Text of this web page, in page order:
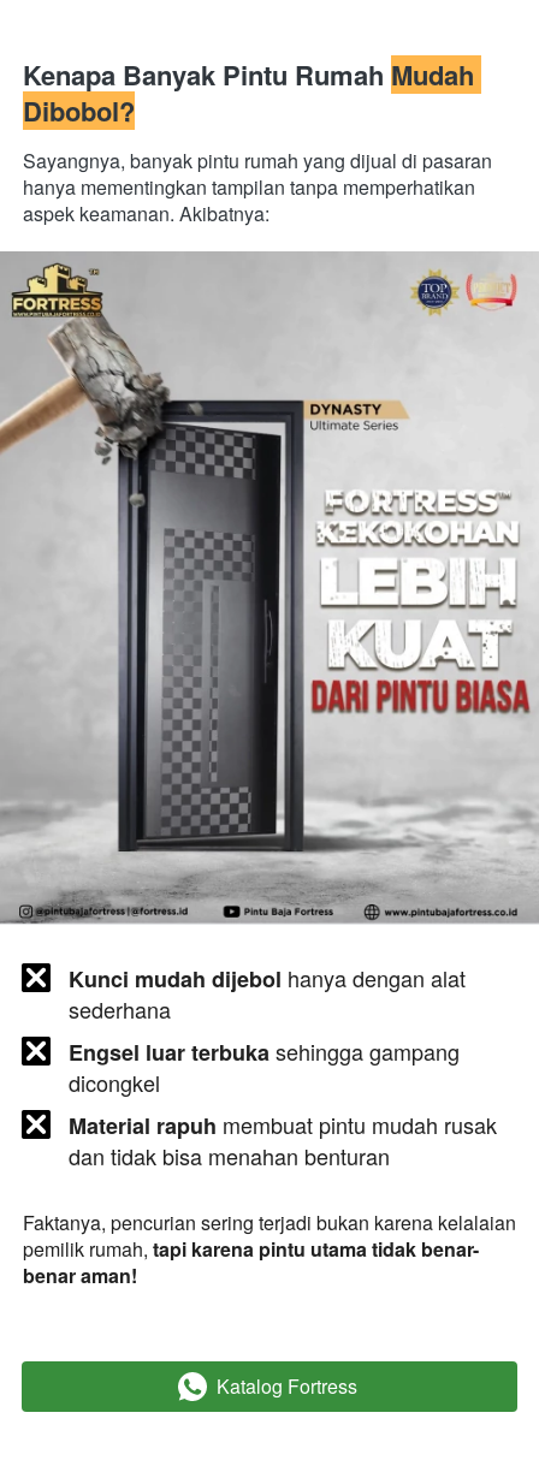
Kenapa Banyak Pintu Rumah Mudah
Dibobol?
Sayangnya, banyak pintu rumah yang dijual di pasaran
hanya mementingkan tampilan tanpa memperhatikan
aspek keamanan. Akibatnya:
Kunci mudah dijebol hanya dengan alat
sederhana
Engsel luar terbuka sehingga gampang
dicongkel
Material rapuh membuat pintu mudah rusak
dan tidak bisa menahan benturan
Faktanya, pencurian sering terjadi bukan karena kelalaian
pemilik rumah, tapi karena pintu utama tidak benar-
benar aman!
` Katalog Fortress